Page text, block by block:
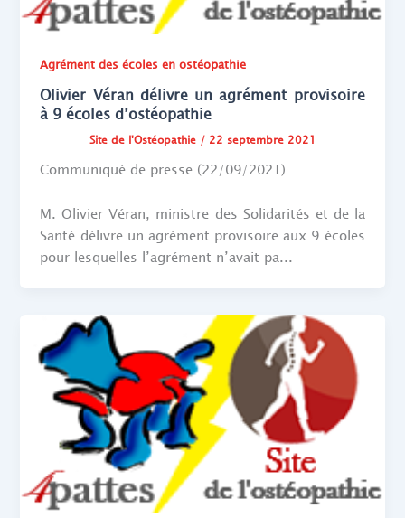
Agrément des écoles en ostéopathie
Olivier Véran délivre un agrément provisoire
à 9 écoles d’ostéopathie
Site de l'Ostéopathie/ 22 septembre 2021
Communiqué de presse (22/09/2021)
M. Olivier Véran, ministre des Solidarités et de la
Santé délivre un agrément provisoire aux 9 écoles
pour lesquelles l’agrément n’avait pa...